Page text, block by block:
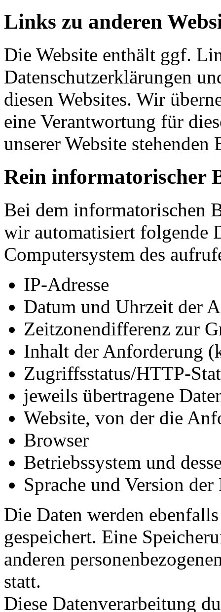
Links zu anderen
Die Website enthält ggf.
Datenschutzerklärungen
diesen Websites. Wir
eine Verantwortung für
unserer Website
Rein informatorischer
Bei dem informatorischen
wir automatisiert folgende
Computersystem des
IP-Adresse
Datum und Uhrzeit der
Zeitzonendifferenz zur
Inhalt der Anforderung
Zugriffsstatus/HTTP-
jeweils übertragene
Website, von der die
Browser
Betriebssystem und
Sprache und Version
Die Daten werden
gespeichert. Eine
anderen
statt.
Diese Datenverarbeitung